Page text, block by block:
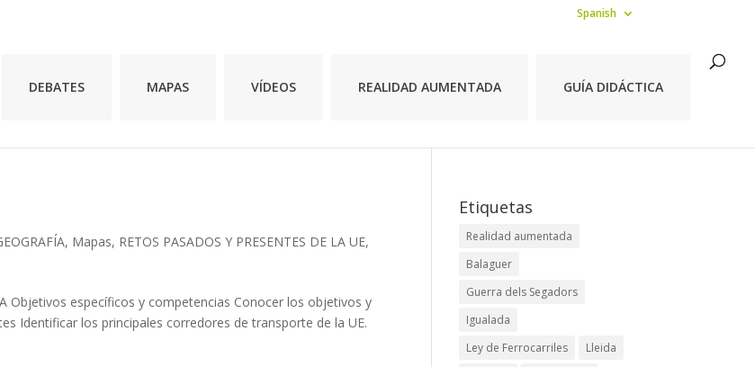
Spanish
DEBATES MAPAS VÍDEOS REALIDAD AUMENTADA GUÍA DIDÁCTICA
, Mapas, RETOS PASADOS Y PRESENTES DE LA UE,
Objetivos específicos y competencias Conocer los objetivos y
Identificar los principales corredores de transporte de la UE.
Etiquetas
Realidad aumentada
Balaguer
Guerra dels Segadors
Igualada
Ley de Ferrocarriles
Lleida